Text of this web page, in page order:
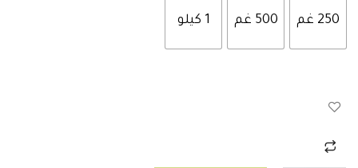
250 غم 500 غم 1 كيلو